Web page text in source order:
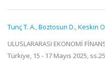
Tunç T. A.,Boztosun D.,Keskin
ULUSLARARASI EKONOMİ
Türkiye, 15 - 17 Mayıs 2025,